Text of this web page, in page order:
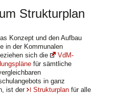
Strukturplan
Konzept und den Aufbau
in der Kommunalen
sich die
VdM-
für sämtliche
in ganz
ist der
Strukturplan für alle